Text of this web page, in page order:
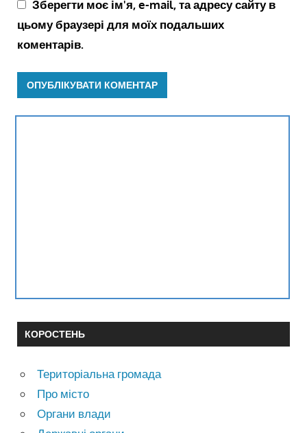
Зберегти моє ім'я, e-mail, та адресу сайту в
цьому браузері для моїх подальших
коментарів.
КОРОСТЕНЬ
Територіальна громада
Про місто
Органи влади